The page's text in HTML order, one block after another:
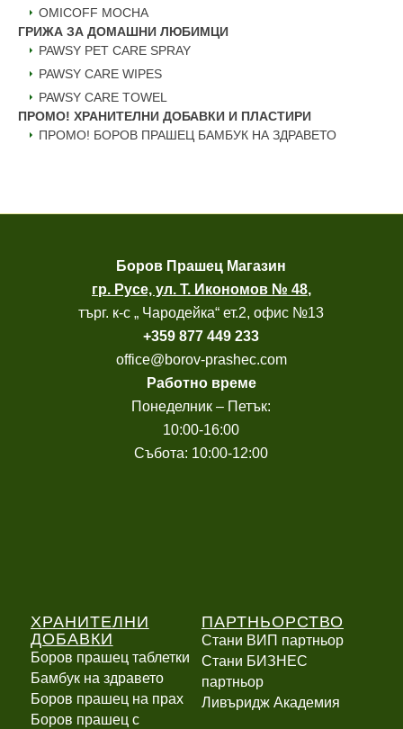
OMICOFF MOCHA
ГРИЖА ЗА ДОМАШНИ ЛЮБИМЦИ
PAWSY PET CARE SPRAY
PAWSY CARE WIPES
PAWSY CARE TOWEL
ПРОМО! ХРАНИТЕЛНИ ДОБАВКИ И ПЛАСТИРИ
ПРОМО! БОРОВ ПРАШЕЦ БАМБУК НА ЗДРАВЕТО
Боров Прашец Магазин
гр. Русе, ул. Т. Икономов № 48,
търг. к-с „ Чародейка“ ет.2, офис №13
+359 877 449 233
office@borov-prashec.com
Работно време
Понеделник – Петък:
10:00-16:00
Събота: 10:00-12:00
ХРАНИТЕЛНИ
ДОБАВКИ
Боров прашец таблетки
Бамбук на здравето
Боров прашец на прах
Боров прашец с
ПАРТНЬОРСТВО
Стани ВИП партньор
Стани БИЗНЕС
партньор
Ливъридж Академия